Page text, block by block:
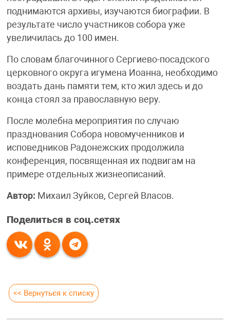
поднимаются архивы, изучаются биографии. В
результате число участников собора уже
увеличилась до 100 имен.
По словам благочинного Сергиево-посадского
церковного округа игумена Иоанна, необходимо
воздать дань памяти тем, кто жил здесь и до
конца стоял за православную веру.
После молебна мероприятия по случаю
празднования Собора новомученников и
исповедников Радонежских продолжила
конференция, посвященная их подвигам на
примере отдельных жизнеописаний.
Автор: Михаил Зуйков, Сергей Власов.
Поделиться в соц.сетях
<< Вернуться к списку